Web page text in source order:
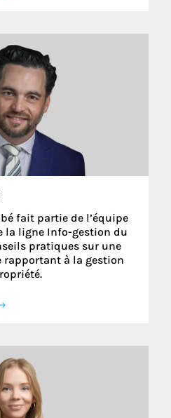
fait partie de l’équipe
la ligne Info-gestion du
pratiques sur une
rapportant à la gestion